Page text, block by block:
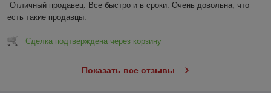
Отличный продавец. Все быстро и в сроки. Очень довольна, что
есть такие продавцы.
Сделка подтверждена через корзину
Показать все отзывы